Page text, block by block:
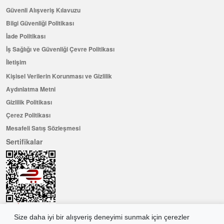
Size daha iyi bir alışveriş deneyimi sunmak için çerezler
Güvenli Alışveriş Kılavuzu
Bilgi Güvenliği Politikası
İade Politikası
İş Sağlığı ve Güvenliği Çevre Politikası
İletişim
Kişisel Verilerin Korunması ve Gizlilik
Aydınlatma Metni
Gizlilik Politikası
Çerez Politikası
Mesafeli Satış Sözleşmesi
Sertifikalar